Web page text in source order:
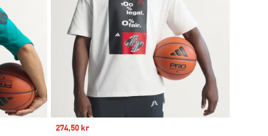
Sale price
274,50 kr